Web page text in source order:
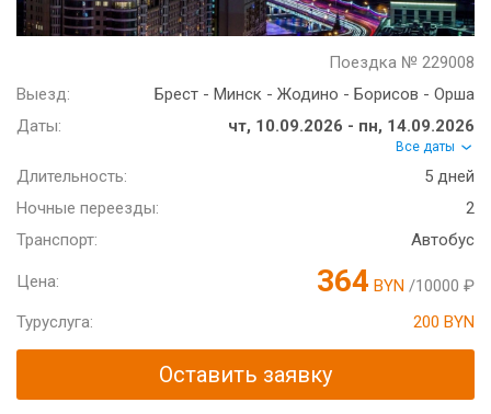
Поездка № 229008
Выезд:
Брест - Минск - Жодино - Борисов - Орша
Даты:
чт, 10.09.2026 - пн, 14.09.2026
Все даты
Длительность:
5 дней
Ночные переезды:
2
Транспорт:
Автобус
Цена: 364 BYN /10000 ₽
Туруслуга:
200 BYN
Оставить заявку